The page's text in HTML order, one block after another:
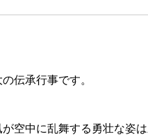
伝承行事です。
空中に乱舞する勇壮な姿は